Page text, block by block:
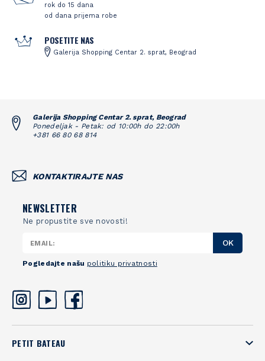
rok do 15 dana
od dana prijema robe
POSETITE NAS
Galerija Shopping Centar 2. sprat, Beograd
Galerija Shopping Centar 2. sprat, Beograd
Ponedeljak - Petak: od 10:00h do 22:00h
+381 66 80 68 814
KONTAKTIRAJTE NAS
NEWSLETTER
Ne propustite sve novosti!
OK
Pogledajte našu politiku privatnosti
PETIT BATEAU